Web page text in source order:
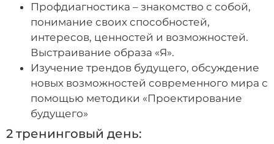
Профдиагностика – знакомство с собой,
понимание своих способностей,
интересов, ценностей и возможностей.
Выстраивание образа «Я».
Изучение трендов будущего, обсуждение
новых возможностей современного мира с
помощью методики «Проектирование
будущего»
2 тренинговый день: